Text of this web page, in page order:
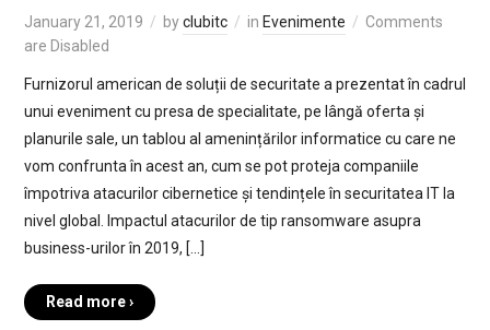
January 21, 2019 byclubitc in Evenimente
Comments
are Disabled
Furnizorul american de soluții de securitate a prezentat în cadrul
unui eveniment cu presa de specialitate, pe lângă oferta și
planurile sale, un tablou al amenințărilor informatice cu care ne
vom confrunta în acest an, cum se pot proteja companiile
împotriva atacurilor cibernetice și tendințele în securitatea IT la
nivel global. Impactul atacurilor de tip ransomware asupra
business-urilor în 2019, […]
Read more ›